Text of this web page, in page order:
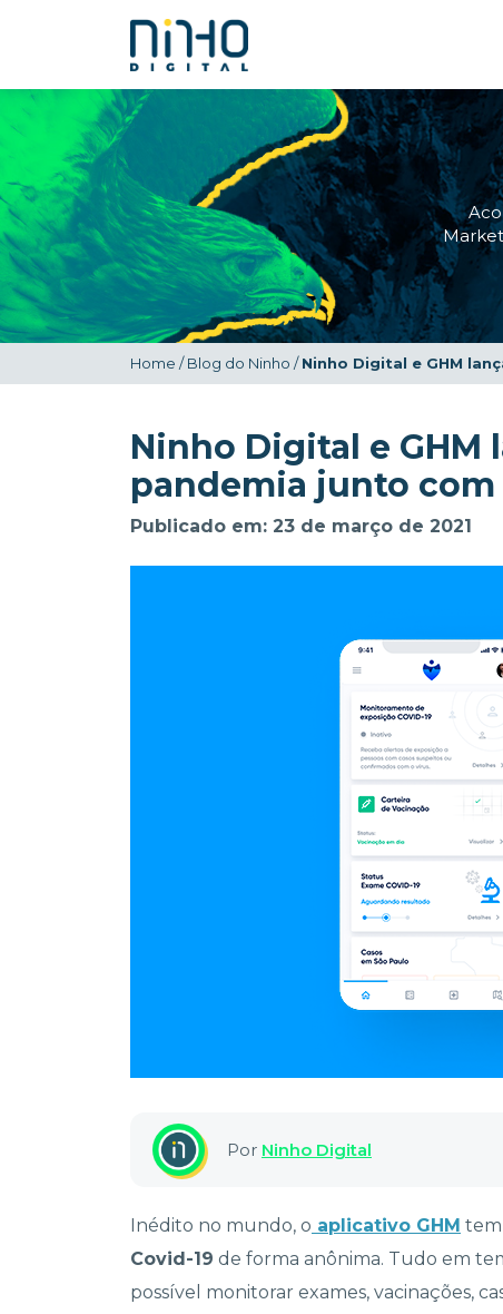
Home /Blog do Ninho /Ninho Digital e GHM
Ninho Digital e GHM
pandemia junto
Publicado em: 23 de março de 2021
Por Ninho Digital
Inédito no mundo, o aplicativo GHM tem
Covid-19 de forma anônima. Tudo em
possível monitorar exames, vacinações,